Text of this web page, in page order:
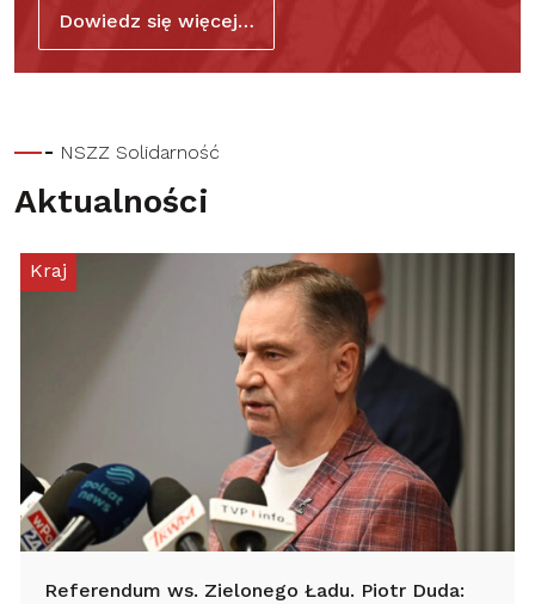
Dowiedz się więcej…
NSZZ Solidarność
Aktualności
Kraj
Referendum ws. Zielonego Ładu. Piotr Duda: